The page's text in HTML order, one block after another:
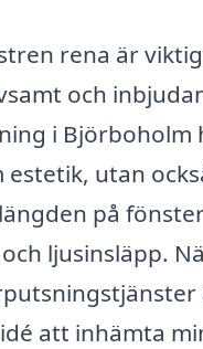
rena är
och
i Björboholm
estetik, utan
på
ljusinsläpp.
att inhämta